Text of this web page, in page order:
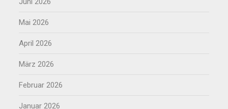
Mai 2026
April 2026
März 2026
Februar 2026
Januar 2026